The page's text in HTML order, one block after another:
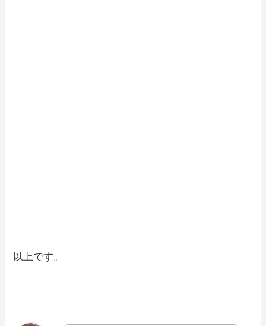
以上です。